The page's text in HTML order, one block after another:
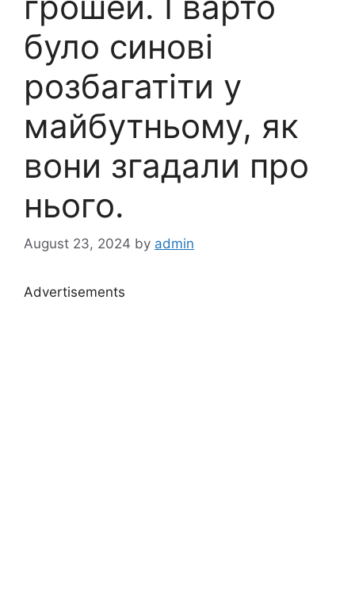
було синові
розбагатіти у
майбутньому, як
вони згадали про
нього.
August 23, 2024 by admin
Advertisements